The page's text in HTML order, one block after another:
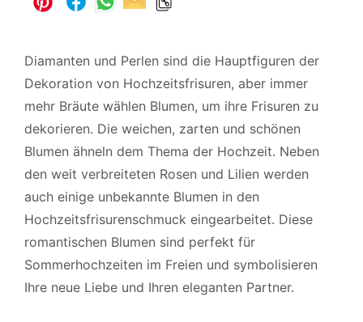
Diamanten und Perlen sind die Hauptfiguren der
Dekoration von Hochzeitsfrisuren, aber immer
mehr Bräute wählen Blumen, um ihre Frisuren zu
dekorieren. Die weichen, zarten und schönen
Blumen ähneln dem Thema der Hochzeit. Neben
den weit verbreiteten Rosen und Lilien werden
auch einige unbekannte Blumen in den
Hochzeitsfrisurenschmuck eingearbeitet. Diese
romantischen Blumen sind perfekt für
Sommerhochzeiten im Freien und symbolisieren
Ihre neue Liebe und Ihren eleganten Partner.